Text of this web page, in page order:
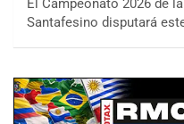
El Campeonato 2026 de
Santafesino disputará